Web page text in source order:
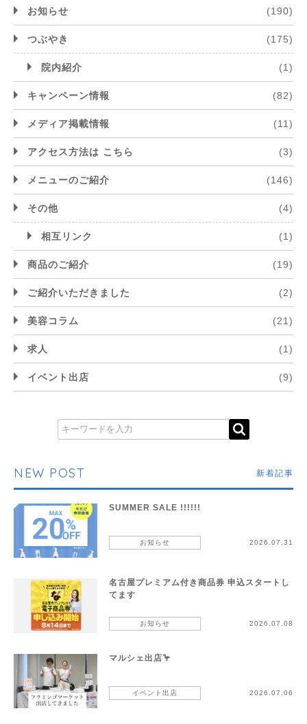
お知らせ (190)
つぶやき (175)
院内紹介 (1)
キャンペーン情報 (82)
メディア掲載情報 (11)
アクセス方法は こちら (3)
メニューのご紹介 (146)
その他 (4)
相互リンク (1)
商品のご紹介 (19)
ご紹介いただきました (2)
美容コラム (21)
求人 (1)
イベント出店 (9)
NEW POST 新着記事
SUMMER SALE !!!!!!
お知らせ 2026.07.31
名古屋プレミアム付き商品券 申込スタートし
てます
お知らせ 2026.07.08
マルシェ出店🦩
イベント出店 2026.07.06